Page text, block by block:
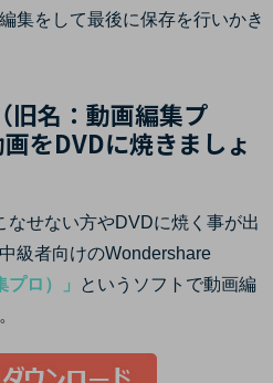
集をして最後に保存を行いかき
名：動画編集プ
をDVDに焼きましょ
なせない方やDVDに焼く事が出
級者向けのWondershare
ロ）」
というソフトで動画編